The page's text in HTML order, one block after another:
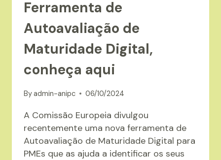
Ferramenta de
Autoavaliação de
Maturidade Digital,
conheça aqui
Byadmin-anipc 06/10/2024
A Comissão Europeia divulgou
recentemente uma nova ferramenta de
Autoavaliação de Maturidade Digital para
PMEs que as ajuda a identificar os seus